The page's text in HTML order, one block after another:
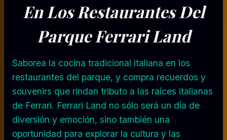
En Los Restaurantes Del
Parque Ferrari Land
Saborea la cocina tradicional italiana en los
restaurantes del parque, y compra recuerdos y
souvenirs que rindan tributo a las raíces italianas
de Ferrari. Ferrari Land no sólo será un día de
diversión y emoción, sino también una
oportunidad para explorar la cultura y las